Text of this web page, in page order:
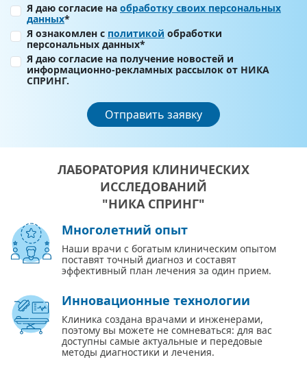
Я даю согласие на обработку своих персональных
данных*
Я ознакомлен с политикой обработки
персональных данных*
Я даю согласие на получение новостей и
информационно-рекламных рассылок от НИКА
СПРИНГ.
Отправить заявку
ЛАБОРАТОРИЯ КЛИНИЧЕСКИХ
ИССЛЕДОВАНИЙ
"НИКА СПРИНГ"
Многолетний опыт
Наши врачи с богатым клиническим опытом
поставят точный диагноз и составят
эффективный план лечения за один прием.
Инновационные технологии
Клиника создана врачами и инженерами,
поэтому вы можете не сомневаться: для вас
доступны самые актуальные и передовые
методы диагностики и лечения.